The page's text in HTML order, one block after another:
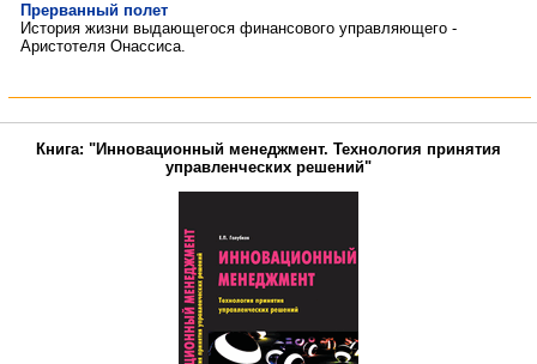
Прерванный полет
История жизни выдающегося финансового управляющего -
Аристотеля Онассиса.
Книга: "Инновационный менеджмент. Технология принятия
управленческих решений"